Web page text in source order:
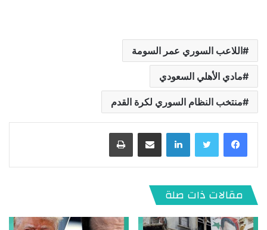
اللاعب السوري عمر السومة
مادي الأهلي السعودي
منتخب النظام السوري لكرة القدم
لينكدإن
مقالات ذات صلة